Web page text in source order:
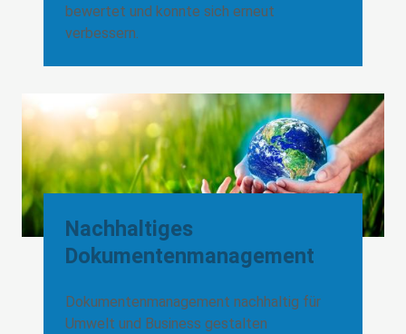
bewertet und konnte sich erneut
verbessern.
Nachhaltiges
Dokumentenmanagement
Dokumentenmanagement nachhaltig für
Umwelt und Business gestalten